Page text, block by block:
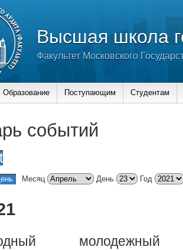
Высшая школа
Факультет Московского
Образование Поступающим Студентам
событий
Месяц День Год